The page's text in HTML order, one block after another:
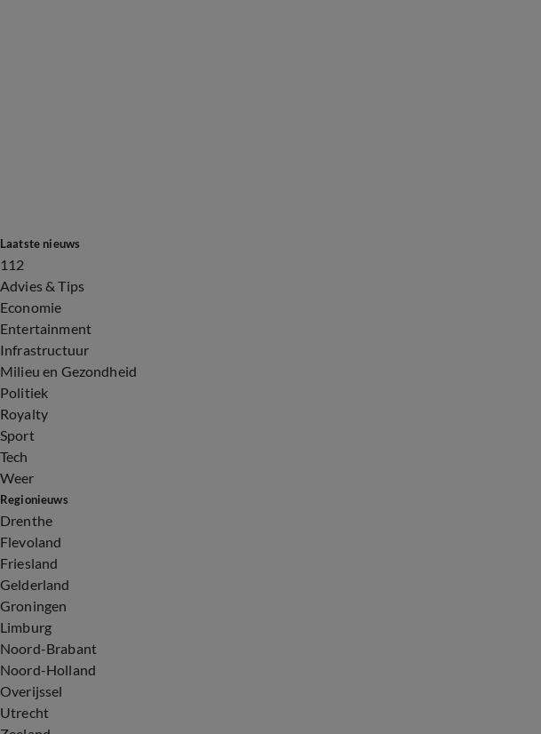
Laatste nieuws
112
Advies & Tips
Economie
Entertainment
Infrastructuur
Milieu en Gezondheid
Politiek
Royalty
Sport
Tech
Weer
Regionieuws
Drenthe
Flevoland
Friesland
Gelderland
Groningen
Limburg
Noord-Brabant
Noord-Holland
Overijssel
Utrecht